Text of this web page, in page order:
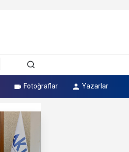
Fotoğraflar Yazarlar